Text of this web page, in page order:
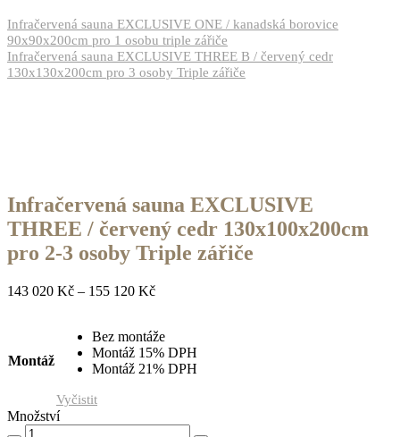
Infračervená sauna EXCLUSIVE ONE / kanadská borovice
90x90x200cm pro 1 osobu triple zářiče
Infračervená sauna EXCLUSIVE THREE B / červený cedr
130x130x200cm pro 3 osoby Triple zářiče
Infračervená sauna EXCLUSIVE
THREE / červený cedr 130x100x200cm
pro 2-3 osoby Triple zářiče
143 020 Kč – 155 120 Kč
Montáž
Bez montáže
Montáž 15% DPH
Montáž 21% DPH
Vyčistit
Množství